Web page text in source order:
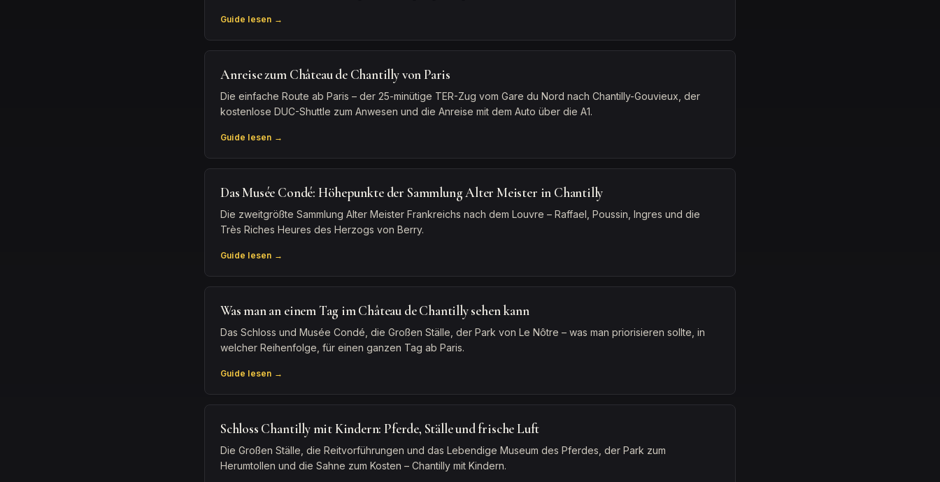
Guide lesen →
Anreise zum Château de Chantilly von Paris
Die einfache Route ab Paris – der 25-minütige TER-Zug vom Gare du Nord nach Chantilly-Gouvieux, der
kostenlose DUC-Shuttle zum Anwesen und die Anreise mit dem Auto über die A1.
Guide lesen →
Das Musée Condé: Höhepunkte der Sammlung Alter Meister in Chantilly
Die zweitgrößte Sammlung Alter Meister Frankreichs nach dem Louvre – Raffael, Poussin, Ingres und die
Très Riches Heures des Herzogs von Berry.
Guide lesen →
Was man an einem Tag im Château de Chantilly sehen kann
Das Schloss und Musée Condé, die Großen Ställe, der Park von Le Nôtre – was man priorisieren sollte, in
welcher Reihenfolge, für einen ganzen Tag ab Paris.
Guide lesen →
Schloss Chantilly mit Kindern: Pferde, Ställe und frische Luft
Die Großen Ställe, die Reitvorführungen und das Lebendige Museum des Pferdes, der Park zum
Herumtollen und die Sahne zum Kosten – Chantilly mit Kindern.